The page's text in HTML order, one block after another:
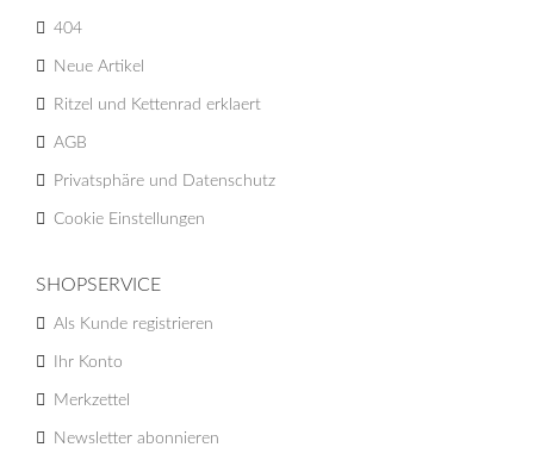
404
Neue Artikel
Ritzel und Kettenrad erklaert
AGB
Privatsphäre und Datenschutz
Cookie Einstellungen
SHOPSERVICE
Als Kunde registrieren
Ihr Konto
Merkzettel
Newsletter abonnieren